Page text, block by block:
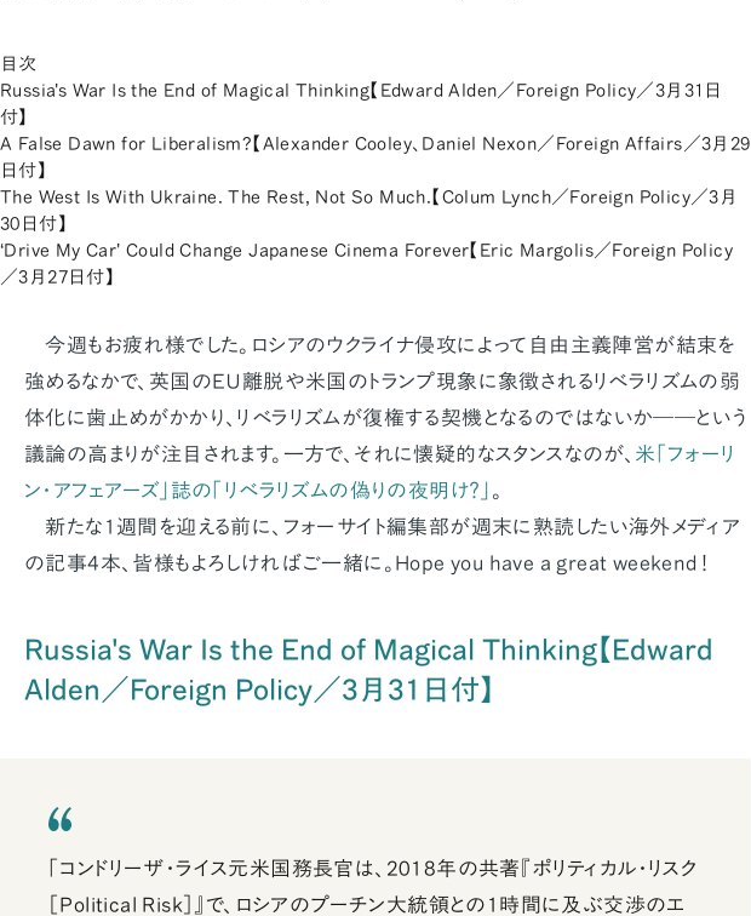
目次
Russia's War Is the End of Magical Thinking【Edward Alden／Foreign Policy／3月31日
付】
A False Dawn for Liberalism?【Alexander Cooley、Daniel Nexon／Foreign Affairs／3月29
日付】
The West Is With Ukraine. The Rest, Not So Much.【Colum Lynch／Foreign Policy／3月
30日付】
‘Drive My Car' Could Change Japanese Cinema Forever【Eric Margolis／Foreign Policy
／3月27日付】
今週もお疲れ様でした。ロシアのウクライナ侵攻によって自由主義陣営が結束を
強めるなかで、英国のＥＵ離脱や米国のトランプ現象に象徴されるリベラリズムの弱
体化に歯止めがかかり、リベラリズムが復権する契機となるのではないか――という
議論の高まりが注目されます。一方で、それに懐疑的なスタンスなのが、 米「フォーリ
ン・アフェアーズ」誌の「リベラリズムの偽りの夜明け？」 。
新たな1週間を迎える前に、フォーサイト編集部が週末に熟読したい海外メディア
の記事4本、皆様もよろしければご一緒に。Hope you have a great weekend！
Russia's War Is the End of Magical Thinking【Edward
Alden／Foreign Policy／3月31日付】
「コンドリーザ・ライス元米国務長官は、2018年の共著『ポリティカル・リスク
［Political Risk］』で、ロシアのプーチン大統領との1時間に及ぶ交渉のエ